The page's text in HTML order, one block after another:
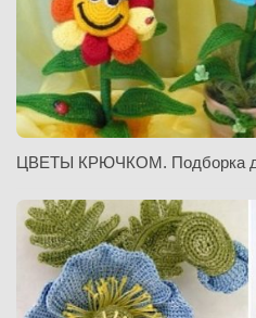
ЦВЕТЫ КРЮЧКОМ. Подборка